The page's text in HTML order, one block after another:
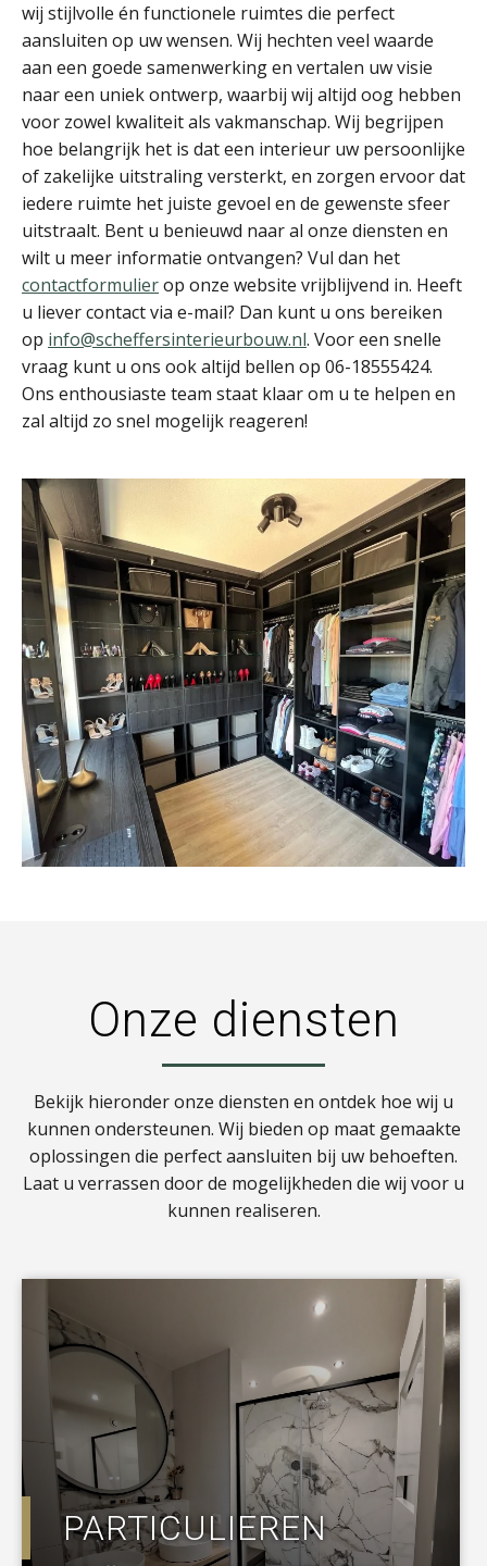
wij stijlvolle én functionele ruimtes die perfect
aansluiten op uw wensen. Wij hechten veel waarde
aan een goede samenwerking en vertalen uw visie
naar een uniek ontwerp, waarbij wij altijd oog hebben
voor zowel kwaliteit als vakmanschap. Wij begrijpen
hoe belangrijk het is dat een interieur uw persoonlijke
of zakelijke uitstraling versterkt, en zorgen ervoor dat
iedere ruimte het juiste gevoel en de gewenste sfeer
uitstraalt. Bent u benieuwd naar al onze diensten en
wilt u meer informatie ontvangen? Vul dan het
contactformulierop onze website vrijblijvend in. Heeft
u liever contact via e-mail? Dan kunt u ons bereiken
op info@scheffersinterieurbouw.nl. Voor een snelle
vraag kunt u ons ook altijd bellen op 06-18555424.
Ons enthousiaste team staat klaar om u te helpen en
zal altijd zo snel mogelijk reageren!
Onze diensten
Bekijk hieronder onze diensten en ontdek hoe wij u
kunnen ondersteunen. Wij bieden op maat gemaakte
oplossingen die perfect aansluiten bij uw behoeften.
Laat u verrassen door de mogelijkheden die wij voor u
kunnen realiseren.
PARTICULIEREN